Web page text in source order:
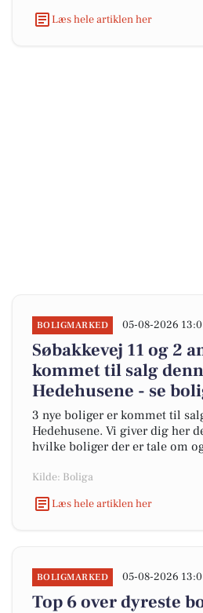
Læs hele artiklen her
BOLIGMARKED 05-08-2026
Søbakkevej 11 og 2
kommet til salg
Hedehusene - se
3 nye boliger er kommet til
Hedehusene. Vi giver dig her
hvilke boliger der er tale om
Kilde: Boliga
Læs hele artiklen her
BOLIGMARKED 05-08-2026
Top 6 over dyreste